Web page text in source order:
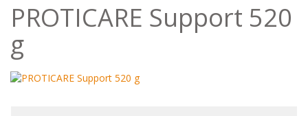
PROTICARE Support 520
g